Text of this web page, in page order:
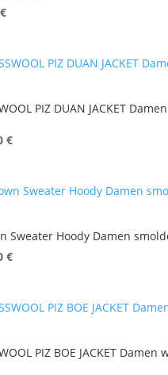
€
€Aktueller
84,00 €.
PIZ DUAN JACKET
€
€Aktueller
250,00 €.
Sweater Hoody Damen
€
€Aktueller
240,00 €.
PIZ BOE JACKET Damen